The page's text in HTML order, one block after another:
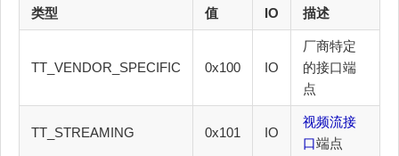
类型 值 IO 描述
TT_VENDOR_SPECIFIC 0x100 IO
厂商特定
的接口端
点
TT_STREAMING 0x101 IO
视频流接
口端点